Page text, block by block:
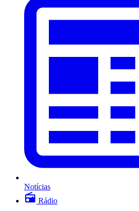
Notícias
Rádio